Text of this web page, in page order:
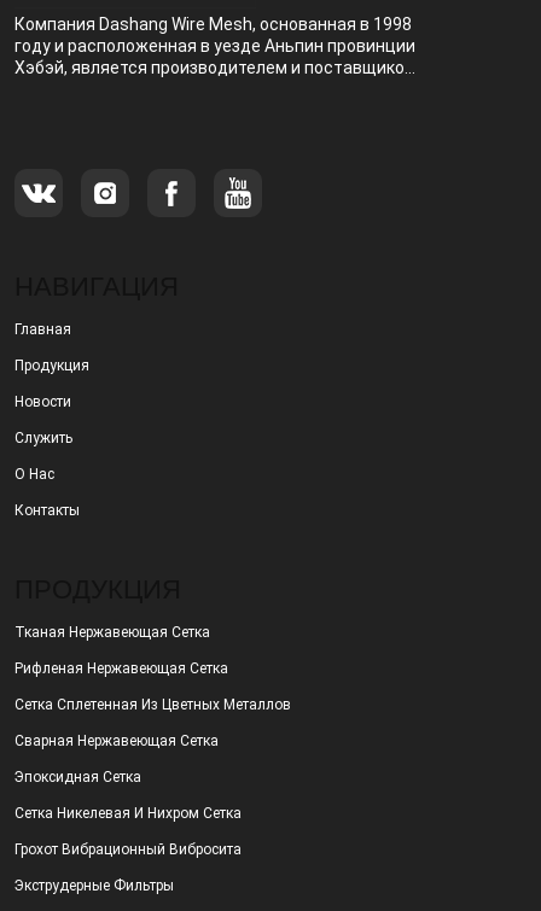
Компания Dashang Wire Mesh, основанная в 1998
году и расположенная в уезде Аньпин провинции
Хэбэй, является производителем и поставщиком,
Главная
Продукция
Новости
Служить
О Нас
Контакты
Тканая Нержавеющая Сетка
Рифленая Нержавеющая Сетка
Сетка Сплетенная Из Цветных Металлов
Сварная Нержавеющая Сетка
Эпоксидная Сетка
Сетка Никелевая И Нихром Сетка
Грохот Вибрационный Вибросита
Экструдерные Фильтры